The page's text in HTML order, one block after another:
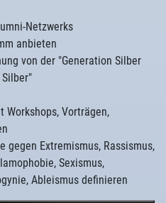
Netzwerks
anbieten
von der "Generation Silber
Vorträgen,
gegen Extremismus, Rassismus,
Sexismus,
Ableismus definieren